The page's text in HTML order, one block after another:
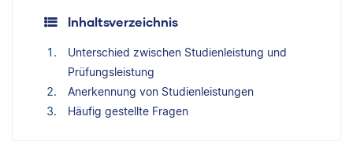
Inhaltsverzeichnis
Unterschied zwischen Studienleistung und
Prüfungsleistung
Anerkennung von Studienleistungen
Häufig gestellte Fragen